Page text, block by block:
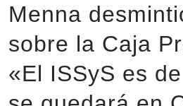
Menna
sobre la Caja
«El ISSyS es